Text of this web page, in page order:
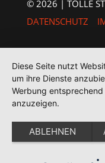
© 2026 | TÖLLE
DATENSCHUTZ
Diese Seite nutzt
um ihre Dienste
Werbung
anzuzeigen.
ABLEHNEN